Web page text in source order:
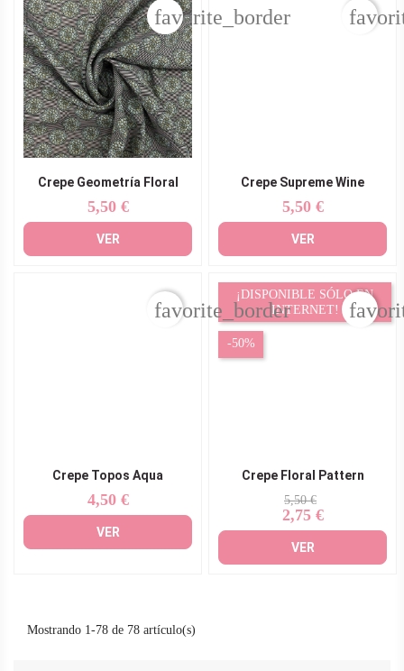
Crepe Geometría Floral
Precio
5,50 €
VER
favorite_border
Crepe Supreme Wine
Precio
5,50 €
VER
Crepe Topos Aqua
Precio
4,50 €
VER
favorite_border
Crepe Floral Pattern
Precio
base
5,50 €
Precio
2,75 €
¡DISPONIBLE SÓLO EN
INTERNET!
-50%
VER
Mostrando 1-78 de 78 artículo(s)